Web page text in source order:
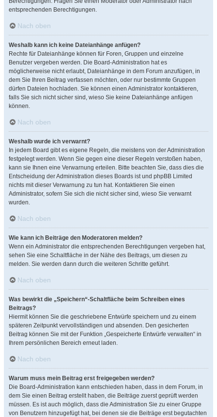
entsprechenden Berechtigungen.
Nach oben
Weshalb kann ich keine Dateianhänge anfügen?
Rechte für Dateianhänge können für Foren, Gruppen und einzelne
Benutzer vergeben werden. Die Board-Administration hat es
möglicherweise nicht erlaubt, Dateianhänge in dem Forum anzufügen, in
dem Sie Ihren Beitrag verfassen möchten, oder nur bestimmte Gruppen
dürfen Dateien hochladen. Sie können einen Administrator kontaktieren,
falls Sie sich nicht sicher sind, wieso Sie keine Dateianhänge anfügen
können.
Nach oben
Weshalb wurde ich verwarnt?
In jedem Board gibt es eigene Regeln, die meistens von der Administration
festgelegt werden. Wenn Sie gegen eine dieser Regeln verstoßen haben,
kann sie Ihnen eine Verwarnung erteilen. Bitte beachten Sie, dass dies die
Entscheidung der Administration dieses Boards ist und phpBB Limited
nichts mit dieser Verwarnung zu tun hat. Kontaktieren Sie einen
Administrator, sofern Sie sich die nicht sicher sind, wieso Sie verwarnt
wurden.
Nach oben
Wie kann ich Beiträge den Moderatoren melden?
Wenn ein Administrator die entsprechenden Berechtigungen vergeben hat,
sehen Sie eine Schaltfläche in der Nähe des Beitrags, um diesen zu
melden. Sie werden dann durch die weiteren Schritte geführt.
Nach oben
Was bewirkt die „Speichern“-Schaltfläche beim Schreiben eines
Beitrags?
Hiermit können Sie die geschriebene Entwürfe speichern und zu einem
späteren Zeitpunkt vervollständigen und absenden. Den gesicherten
Beitrag können Sie mit der Funktion „Gespeicherte Entwürfe verwalten“ in
Ihrem persönlichen Bereich erneut laden.
Nach oben
Warum muss mein Beitrag erst freigegeben werden?
Die Board-Administration kann entschieden haben, dass in dem Forum, in
dem Sie einen Beitrag erstellt haben, die Beiträge zuerst geprüft werden
müssen. Es ist auch möglich, dass die Administration Sie zu einer Gruppe
von Benutzern hinzugefügt hat, bei denen sie die Beiträge erst begutachten